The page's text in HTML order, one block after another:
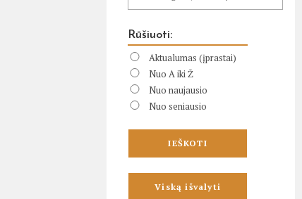
Rūšiuoti:
Aktualumas (įprastai)
Nuo A iki Ž
Nuo naujausio
Nuo seniausio